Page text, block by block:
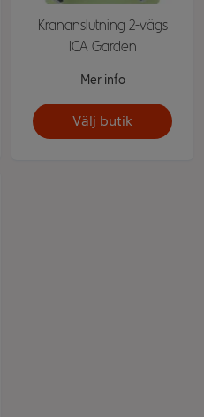
Krananslutning 2-vägs
ICA Garden
Mer info
Välj butik